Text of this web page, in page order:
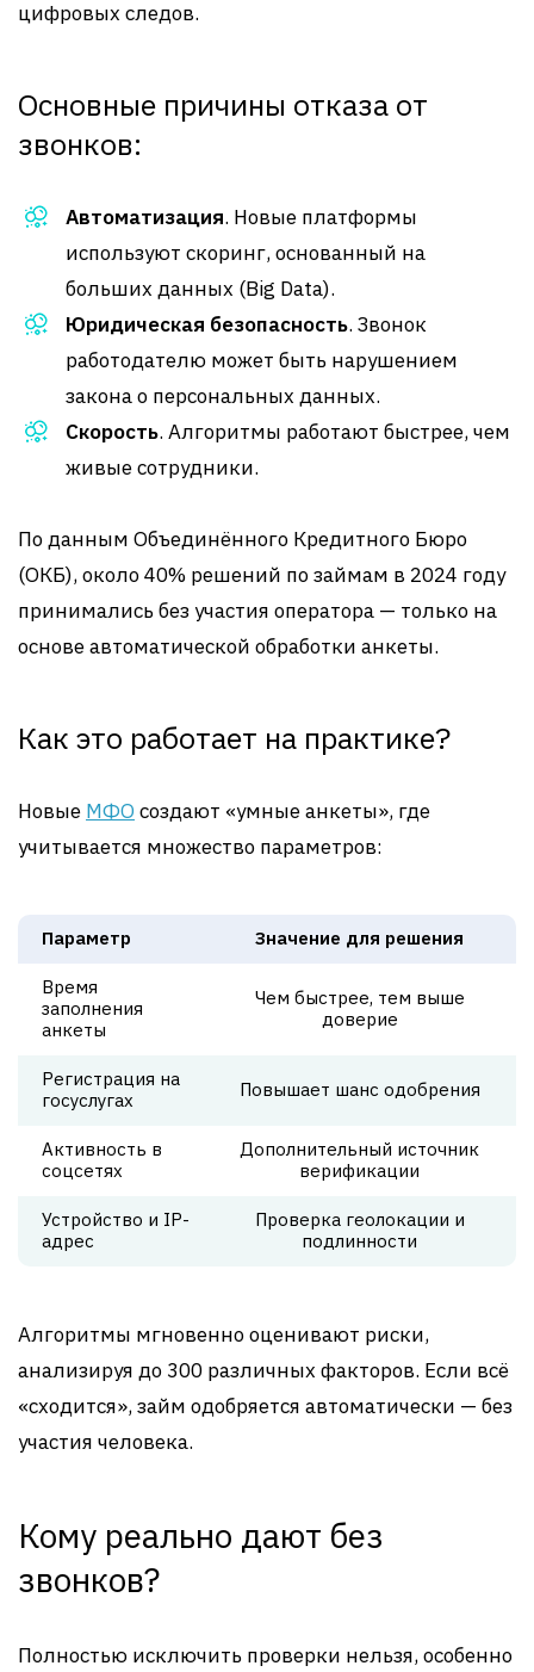
цифровых следов.
Основные причины отказа от
звонков:
Автоматизация. Новые платформы
используют скоринг, основанный на
больших данных (Big Data).
Юридическая безопасность. Звонок
работодателю может быть нарушением
закона о персональных данных.
Скорость. Алгоритмы работают быстрее, чем
живые сотрудники.
По данным Объединённого Кредитного Бюро
(ОКБ), около 40% решений по займам в 2024 году
принимались без участия оператора — только на
основе автоматической обработки анкеты.
Как это работает на практике?
Новые МФО создают «умные анкеты», где
учитывается множество параметров:
Параметр Значение для решения
Время
заполнения
анкеты
Чем быстрее, тем выше
доверие
Регистрация на
госуслугах
Повышает шанс одобрения
Активность в
соцсетях
Дополнительный источник
верификации
Устройство и IP-
адрес
Проверка геолокации и
подлинности
Алгоритмы мгновенно оценивают риски,
анализируя до 300 различных факторов. Если всё
«сходится», займ одобряется автоматически — без
участия человека.
Кому реально дают без
звонков?
Полностью исключить проверки нельзя, особенно